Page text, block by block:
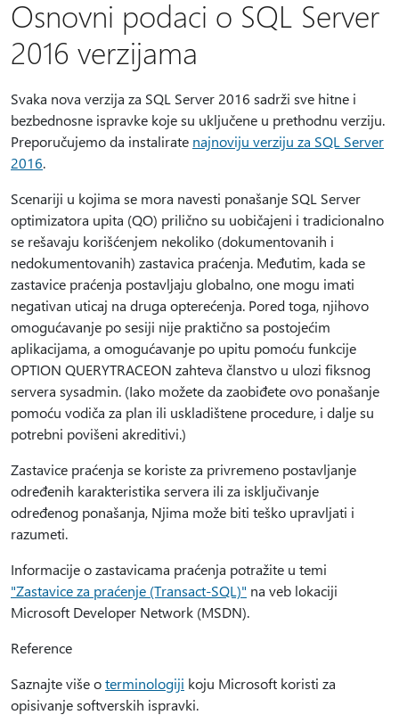
Osnovni podaci o SQL Server
2016 verzijama
Svaka nova verzija za SQL Server 2016 sadrži sve hitne i
bezbednosne ispravke koje su uključene u prethodnu verziju.
Preporučujemo da instalirate najnoviju verziju za SQL Server
2016.
Scenariji u kojima se mora navesti ponašanje SQL Server
optimizatora upita (QO) prilično su uobičajeni i tradicionalno
se rešavaju korišćenjem nekoliko (dokumentovanih i
nedokumentovanih) zastavica praćenja. Međutim, kada se
zastavice praćenja postavljaju globalno, one mogu imati
negativan uticaj na druga opterećenja. Pored toga, njihovo
omogućavanje po sesiji nije praktično sa postojećim
aplikacijama, a omogućavanje po upitu pomoću funkcije
OPTION QUERYTRACEON zahteva članstvo u ulozi fiksnog
servera sysadmin. (Iako možete da zaobiđete ovo ponašanje
pomoću vodiča za plan ili uskladištene procedure, i dalje su
potrebni povišeni akreditivi.)
Zastavice praćenja se koriste za privremeno postavljanje
određenih karakteristika servera ili za isključivanje
određenog ponašanja, Njima može biti teško upravljati i
razumeti.
Informacije o zastavicama praćenja potražite u temi
"Zastavice za praćenje (Transact-SQL)" na veb lokaciji
Microsoft Developer Network (MSDN).
Reference
Saznajte više oterminologiji koju Microsoft koristi za
opisivanje softverskih ispravki.